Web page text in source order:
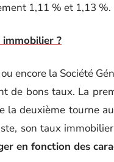
1,11 % et 1,13 %.
?
encore la Société
de bons taux. La
deuxième tourne
son taux
en fonction des